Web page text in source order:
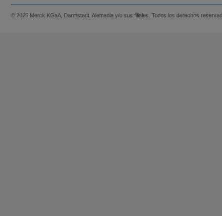
© 2025 Merck KGaA, Darmstadt, Alemania y/o sus filiales. Todos los derechos